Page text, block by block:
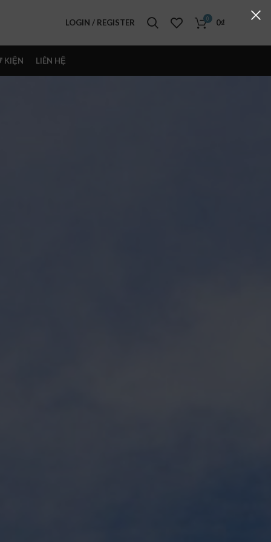
LOGIN / REGISTER 0 0₫
KIỆN LIÊN HỆ